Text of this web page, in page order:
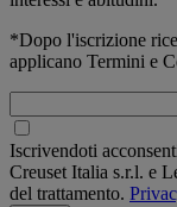
*Dopo l'iscrizione
applicano Termini e
Iscrivendoti
Creuset Italia s.r.l. e
del trattamento.